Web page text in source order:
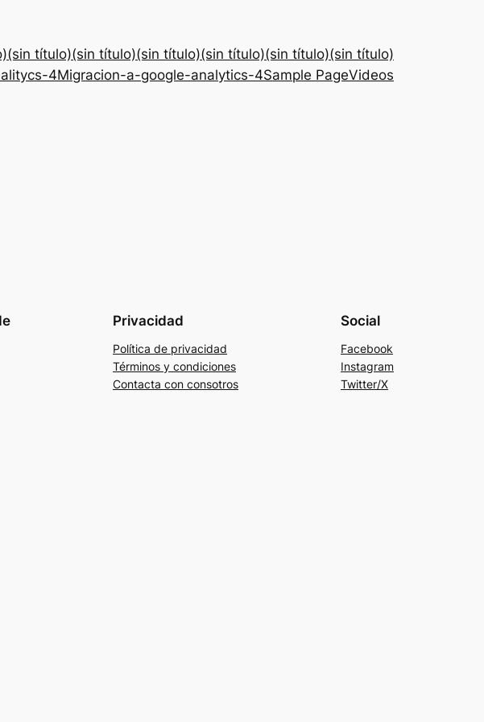
(sin título)(sin título)(sin título)(sin título)(sin título)(sin título)
4Migracion-a-google-analytics-4Sample PageVideos
Privacidad
Política de privacidad
Términos y condiciones
Contacta con consotros
Social
Facebook
Instagram
Twitter/X